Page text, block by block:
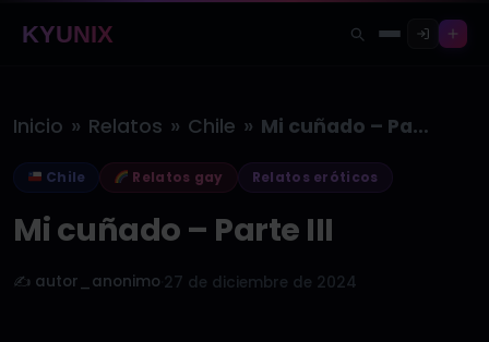
KYUNIX
Inicio » Relatos » Chile » Mi cuñado – Parte III
Chile Relatos gay Relatos eróticos
Mi cuñado – Parte III
✍️ autor_anonimo 27 de diciembre de 2024